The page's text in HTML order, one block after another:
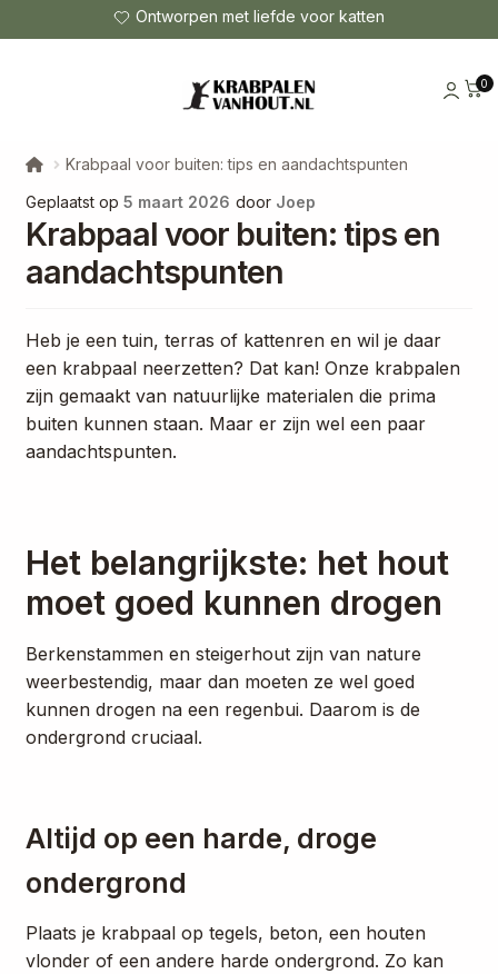
Ontworpen met liefde voor katten
0
Krabpaal voor buiten: tips en aandachtspunten
Geplaatst op 5 maart 2026 door Joep
Krabpaal voor buiten: tips en
aandachtspunten
Heb je een tuin, terras of kattenren en wil je daar
een krabpaal neerzetten? Dat kan! Onze krabpalen
zijn gemaakt van natuurlijke materialen die prima
buiten kunnen staan. Maar er zijn wel een paar
aandachtspunten.
Het belangrijkste: het hout
moet goed kunnen drogen
Berkenstammen en steigerhout zijn van nature
weerbestendig, maar dan moeten ze wel goed
kunnen drogen na een regenbui. Daarom is de
ondergrond cruciaal.
Altijd op een harde, droge
ondergrond
Plaats je krabpaal op tegels, beton, een houten
vlonder of een andere harde ondergrond. Zo kan